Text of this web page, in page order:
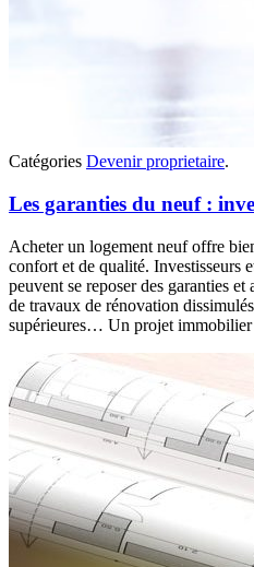
Catégories Devenir proprietaire.
Les garanties du neuf :
Acheter un logement neuf offre
confort et de qualité. Investisseurs
peuvent se reposer des garanties et
de travaux de rénovation
supérieures… Un projet immobilier